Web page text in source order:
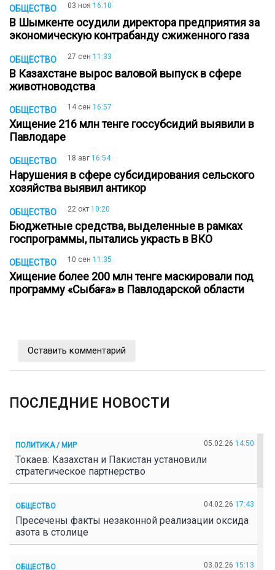
ОБЩЕСТВО 03 ноя 16:10
В Шымкенте осудили директора предприятия за
экономическую контрабанду сжиженного газа
ОБЩЕСТВО 27 сен 11:33
В Казахстане вырос валовой выпуск в сфере
животноводства
ОБЩЕСТВО 14 сен 16:57
Хищение 216 млн тенге госсубсидий выявили в
Павлодаре
ОБЩЕСТВО 18 авг 16:54
Нарушения в сфере субсидирования сельского
хозяйства выявил антикор
ОБЩЕСТВО 22 окт 10:20
Бюджетные средства, выделенные в рамках
госпрограммы, пытались украсть в ВКО
ОБЩЕСТВО 10 сен 11:35
Хищение более 200 млн тенге маскировали под
программу «Сыбаға» в Павлодарской области
Оставить комментарий
ПОСЛЕДНИЕ НОВОСТИ
ПОЛИТИКА / МИР 05.02.26 14:50
Токаев: Казахстан и Пакистан установили
стратегическое партнерство
ОБЩЕСТВО 04.02.26 17:43
Пресечены факты незаконной реализации оксида
азота в столице
ОБЩЕСТВО 03.02.26 15:13